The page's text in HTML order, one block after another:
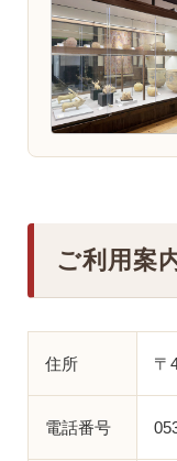
ご利用案
住所 〒
電話番号